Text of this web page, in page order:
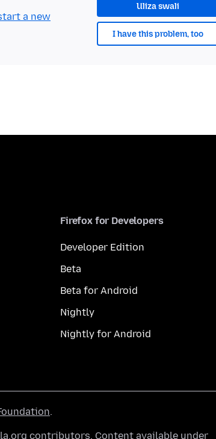
Uliza swali
I have this problem, too
a new
Firefox for Developers
Developer Edition
Beta
Beta for Android
Nightly
Nightly for Android
.
contributors. Content available under